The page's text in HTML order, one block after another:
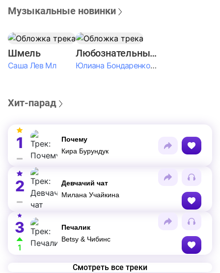
Музыкальные новинки
Шмель
Саша Лев Мл
Любознательные Дети
Юлиана Бондаренко & Амелия Колпакова & Егор Егоров & Валерия Шевченко & Ксюша Косичкина
Хит-парад
1
Почему
Кира Бурундук
2
Девчачий чат
Милана Учайкина
3
1
Печалик
Betsy & Чибинс
Смотреть все треки